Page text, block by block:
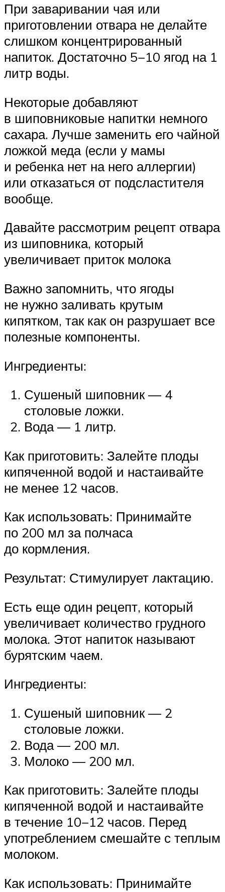
При заваривании чая или
приготовлении отвара не делайте
слишком концентрированный
напиток. Достаточно 5−10 ягод на 1
литр воды.
Некоторые добавляют
в шиповниковые напитки немного
сахара. Лучше заменить его чайной
ложкой меда (если у мамы
и ребенка нет на него аллергии)
или отказаться от подсластителя
вообще.
Давайте рассмотрим рецепт отвара
из шиповника, который
увеличивает приток молока
Важно запомнить, что ягоды
не нужно заливать крутым
кипятком, так как он разрушает все
полезные компоненты.
Ингредиенты:
Сушеный шиповник — 4
столовые ложки.
Вода — 1 литр.
Как приготовить: Залейте плоды
кипяченной водой и настаивайте
не менее 12 часов.
Как использовать: Принимайте
по 200 мл за полчаса
до кормления.
Результат: Стимулирует лактацию.
Есть еще один рецепт, который
увеличивает количество грудного
молока. Этот напиток называют
бурятским чаем.
Ингредиенты:
Сушеный шиповник — 2
столовые ложки.
Вода — 200 мл.
Молоко — 200 мл.
Как приготовить: Залейте плоды
кипяченной водой и настаивайте
в течение 10−12 часов. Перед
употреблением смешайте с теплым
молоком.
Как использовать: Принимайте